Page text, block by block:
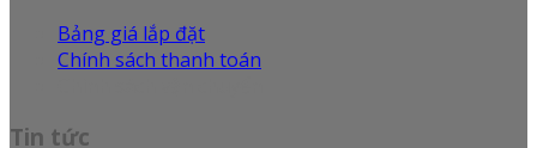
Bảng giá lắp đặt
Chính sách thanh toán
Tin tức